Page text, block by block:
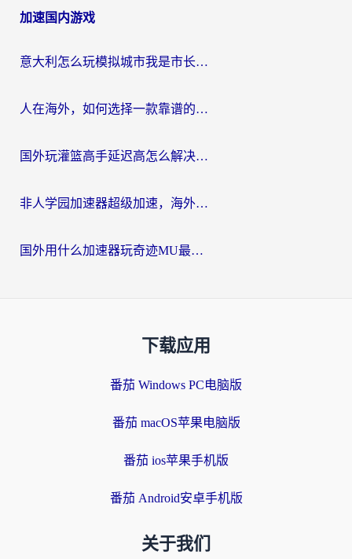
加速国内游戏
意大利怎么玩模拟城市我是市长？海外党国服游戏加速终极攻略（附三国3量子特攻解决办法）
人在海外，如何选择一款靠谱的玩剑灵2加速器？
国外玩灌篮高手延迟高怎么解决？海外玩家国服游戏加速终极指南
非人学园加速器超级加速，海外玩家重返国服的通行证
国外用什么加速器玩奇迹MU最好？2026海外玩家国服游戏加速全攻略
下载应用
番茄 Windows PC电脑版
番茄 macOS苹果电脑版
番茄 ios苹果手机版
番茄 Android安卓手机版
关于我们